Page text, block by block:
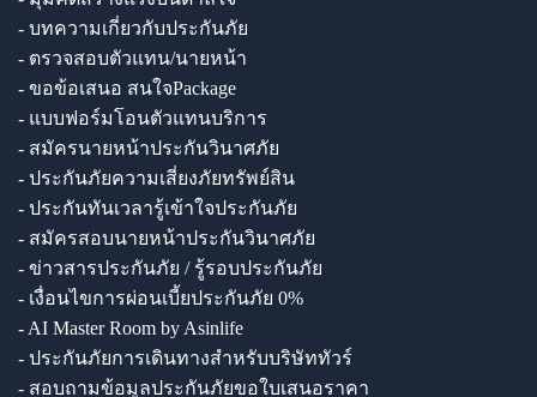
- บทความเกี่ยวกับประกันภัย
- ตรวจสอบตัวแทน/นายหน้า
- ขอข้อเสนอ สนใจPackage
- แบบฟอร์มโอนตัวแทนบริการ
- สมัครนายหน้าประกันวินาศภัย
- ประกันภัยความเสี่ยงภัยทรัพย์สิน
- ประกันทันเวลารู้เข้าใจประกันภัย
- สมัครสอบนายหน้าประกันวินาศภัย
- ข่าวสารประกันภัย / รู้รอบประกันภัย
- เงื่อนไขการผ่อนเบี้ยประกันภัย 0%
- AI Master Room by Asinlife
- ประกันภัยการเดินทางสำหรับบริษัททัวร์
- สอบถามข้อมูลประกันภัยขอใบเสนอราคา